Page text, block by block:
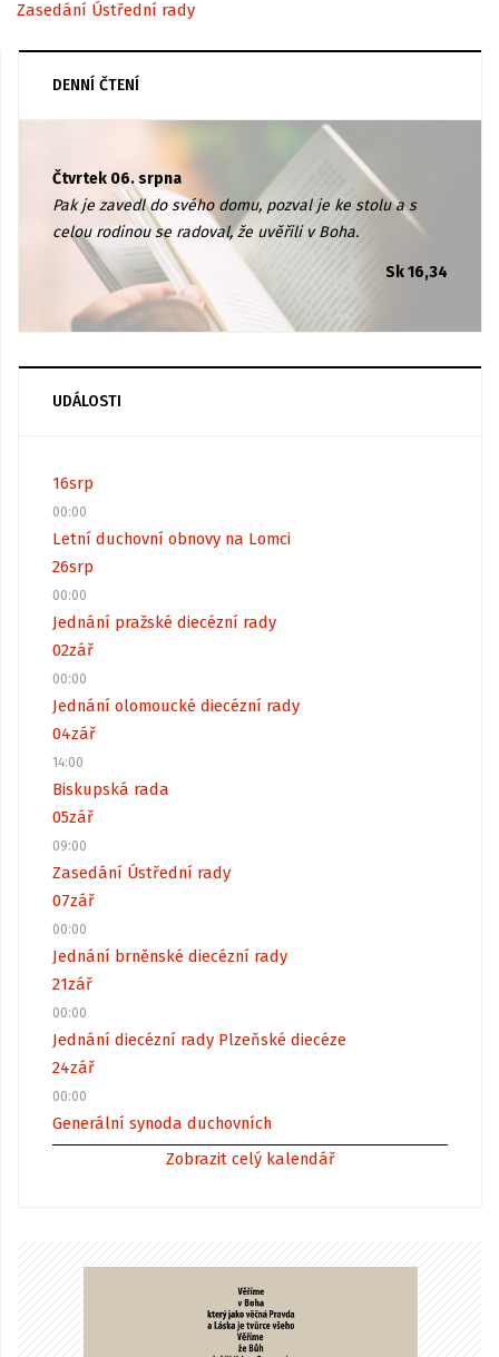
Zasedání Ústřední rady
DENNÍ ČTENÍ
Čtvrtek 06. srpna
Pak je zavedl do svého domu, pozval je ke stolu a s
celou rodinou se radoval, že uvěřili v Boha.
Sk 16,34
UDÁLOSTI
16srp
00:00
Letní duchovní obnovy na Lomci
26srp
00:00
Jednání pražské diecézní rady
02zář
00:00
Jednání olomoucké diecézní rady
04zář
14:00
Biskupská rada
05zář
09:00
Zasedání Ústřední rady
07zář
00:00
Jednání brněnské diecézní rady
21zář
00:00
Jednání diecézní rady Plzeňské diecéze
24zář
00:00
Generální synoda duchovních
Zobrazit celý kalendář